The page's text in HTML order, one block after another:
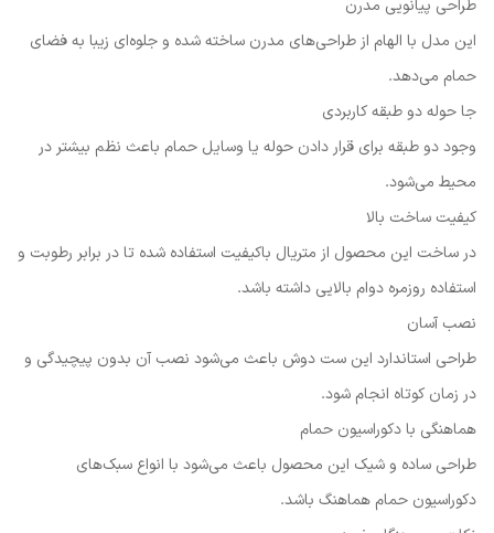
طراحی پیانویی مدرن
این مدل با الهام از طراحی‌های مدرن ساخته شده و جلوه‌ای زیبا به فضای
حمام می‌دهد.
جا حوله دو طبقه کاربردی
وجود دو طبقه برای قرار دادن حوله یا وسایل حمام باعث نظم بیشتر در
محیط می‌شود.
کیفیت ساخت بالا
در ساخت این محصول از متریال باکیفیت استفاده شده تا در برابر رطوبت و
استفاده روزمره دوام بالایی داشته باشد.
نصب آسان
طراحی استاندارد این ست دوش باعث می‌شود نصب آن بدون پیچیدگی و
در زمان کوتاه انجام شود.
هماهنگی با دکوراسیون حمام
طراحی ساده و شیک این محصول باعث می‌شود با انواع سبک‌های
دکوراسیون حمام هماهنگ باشد.